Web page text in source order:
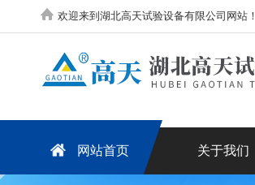
欢迎来到湖北高天试验设备有限公司网站！
网站首页 关于我们